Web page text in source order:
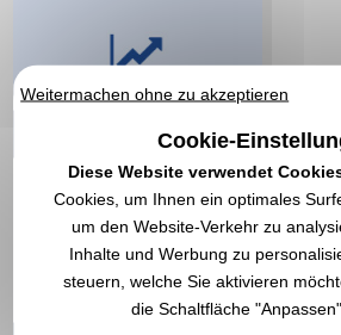
Vegea,
Spezialist
für
Werbeartikel
seit 1998
In den letzten 25
Weitermachen ohne zu akzeptieren
Cookie-
Diese Website verwendet
Cookies, um Ihnen ein optimales
um den Website-Verkehr zu
Inhalte und Werbung zu
steuern, welche Sie aktivieren
die Schaltfläche